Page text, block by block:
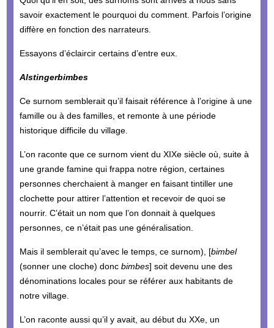
savoir exactement le pourquoi du comment. Parfois l’origine
diffère en fonction des narrateurs.
Essayons d’éclaircir certains d’entre eux.
Alstingerbimbes
Ce surnom semblerait qu’il faisait référence à l’origine à une
famille ou à des familles, et remonte à une période
historique difficile du village.
L’on raconte que ce surnom vient du XIXe siècle où, suite à
une grande famine qui frappa notre région, certaines
personnes cherchaient à manger en faisant tintiller une
clochette pour attirer l’attention et recevoir de quoi se
nourrir. C’était un nom que l’on donnait à quelques
personnes, ce n’était pas une généralisation.
Mais il semblerait qu’avec le temps, ce surnom), [bimbel
(sonner une cloche) donc bimbes] soit devenu une des
dénominations locales pour se référer aux habitants de
notre village.
L’on raconte aussi qu’il y avait, au début du XXe, un